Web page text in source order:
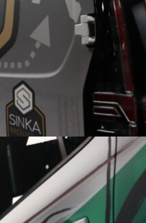
FÓLIÁZÁS DESIGN
LAKÓKOCSI